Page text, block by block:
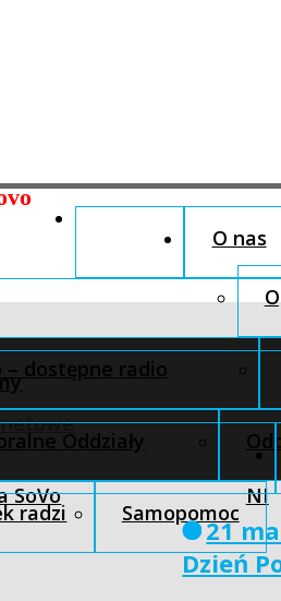
O nas
– dostępne radio
Oddziały
SoVo NI
radzi Samopomoc
21
Dzień